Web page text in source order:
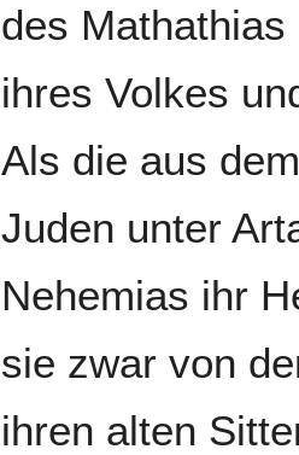
des
ihres Volkes
Als die aus
Juden unter
Nehemias ihr
sie zwar von
ihren alten